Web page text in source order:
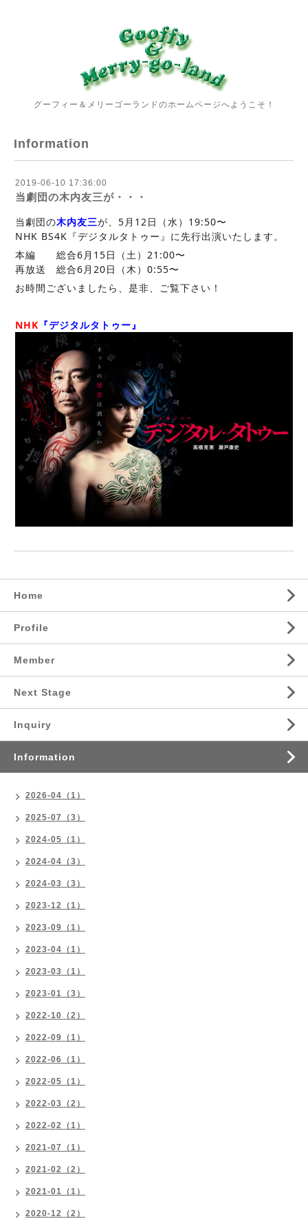
グーフィー＆メリーゴーランドのホームページへようこそ！
Information
2019-06-10 17:36:00
当劇団の木内友三が・・・
当劇団の木内友三が、5月12日（水）19:50〜
NHK BS4K『デジタルタトゥー』に先行出演いたします。
本編 総合6月15日（土）21:00〜
再放送 総合6月20日（木）0:55〜
お時間ございましたら、是非、ご覧下さい！
NHK 『デジタルタトゥー』
Home
Profile
Member
Next Stage
Inquiry
Information
2026-04（1）
2025-07（3）
2024-05（1）
2024-04（3）
2024-03（3）
2023-12（1）
2023-09（1）
2023-04（1）
2023-03（1）
2023-01（3）
2022-10（2）
2022-09（1）
2022-06（1）
2022-05（1）
2022-03（2）
2022-02（1）
2021-07（1）
2021-02（2）
2021-01（1）
2020-12（2）